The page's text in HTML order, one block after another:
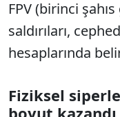
FPV (birinci
saldırıları,
hesaplarında
Fiziksel